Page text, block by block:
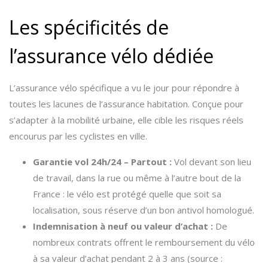
Les spécificités de
l’assurance vélo dédiée
L’assurance vélo spécifique a vu le jour pour répondre à
toutes les lacunes de l’assurance habitation. Conçue pour
s’adapter à la mobilité urbaine, elle cible les risques réels
encourus par les cyclistes en ville.
Garantie vol 24h/24 – Partout : Vol devant son lieu
de travail, dans la rue ou même à l’autre bout de la
France : le vélo est protégé quelle que soit sa
localisation, sous réserve d’un bon antivol homologué.
Indemnisation à neuf ou valeur d’achat : De
nombreux contrats offrent le remboursement du vélo
à sa valeur d’achat pendant 2 à 3 ans (source :